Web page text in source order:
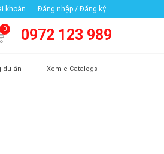
khoản Đăng nhập / Đăng ký
0 0972 123 989
dự án Xem e-Catalogs